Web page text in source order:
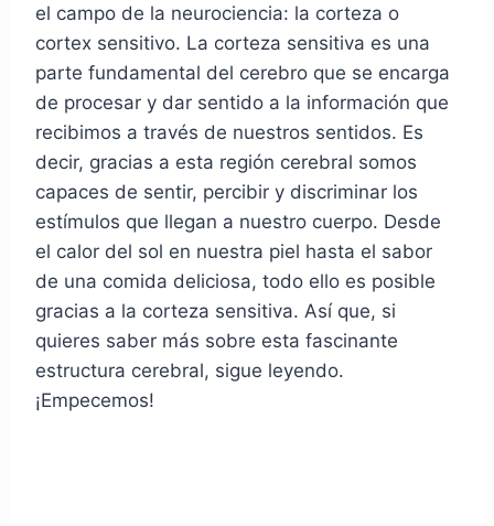
el campo de la neurociencia: la corteza o
cortex sensitivo. La corteza sensitiva es una
parte fundamental del cerebro que se encarga
de procesar y dar sentido a la información que
recibimos a través de nuestros sentidos. Es
decir, gracias a esta región cerebral somos
capaces de sentir, percibir y discriminar los
estímulos que llegan a nuestro cuerpo. Desde
el calor del sol en nuestra piel hasta el sabor
de una comida deliciosa, todo ello es posible
gracias a la corteza sensitiva. Así que, si
quieres saber más sobre esta fascinante
estructura cerebral, sigue leyendo.
¡Empecemos!